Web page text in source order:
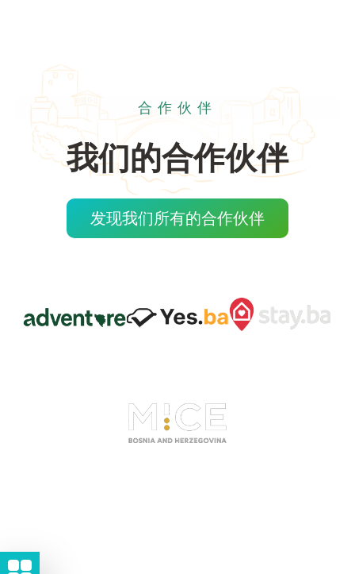
合作伙伴
我们的合作伙伴
发现我们所有的合作伙伴